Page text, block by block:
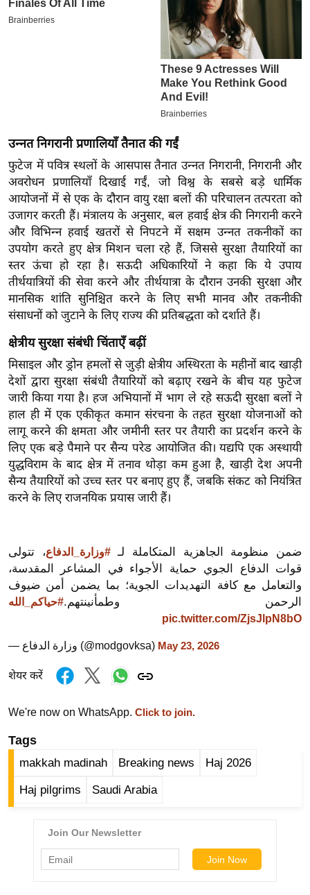
मि
सा
श
ख्सि
य
त
यं
ग
इं
डि
या
सा
हि
त्य
ज
ग
त
ऑ
टो
व
र्ल्ड
ब्री
फ
म
नो
ज
त
ली
वु
ड
उन्नत निगरानी प्रणालियाँ तैनात की गईं
फुटेज में पवित्र स्थलों के आसपास तैनात उन्नत निगरानी, ​​​​निगरानी और
अवरोधन प्रणालियाँ दिखाई गईं, जो विश्व के सबसे बड़े धार्मिक
आयोजनों में से एक के दौरान वायु रक्षा बलों की परिचालन तत्परता को
उजागर करती हैं। मंत्रालय के अनुसार, बल हवाई क्षेत्र की निगरानी करने
और विभिन्न हवाई खतरों से निपटने में सक्षम उन्नत तकनीकों का
उपयोग करते हुए क्षेत्र मिशन चला रहे हैं, जिससे सुरक्षा तैयारियों का
स्तर ऊंचा हो रहा है। सऊदी अधिकारियों ने कहा कि ये उपाय
तीर्थयात्रियों की सेवा करने और तीर्थयात्रा के दौरान उनकी सुरक्षा और
मानसिक शांति सुनिश्चित करने के लिए सभी मानव और तकनीकी
संसाधनों को जुटाने के लिए राज्य की प्रतिबद्धता को दर्शाते हैं।
क्षेत्रीय सुरक्षा संबंधी चिंताएँ बढ़ीं
मिसाइल और ड्रोन हमलों से जुड़ी क्षेत्रीय अस्थिरता के महीनों बाद खाड़ी
देशों द्वारा सुरक्षा संबंधी तैयारियों को बढ़ाए रखने के बीच यह फुटेज
जारी किया गया है। हज अभियानों में भाग ले रहे सऊदी सुरक्षा बलों ने
हाल ही में एक एकीकृत कमान संरचना के तहत सुरक्षा योजनाओं को
लागू करने की क्षमता और जमीनी स्तर पर तैयारी का प्रदर्शन करने के
लिए एक बड़े पैमाने पर सैन्य परेड आयोजित की। यद्यपि एक अस्थायी
युद्धविराम के बाद क्षेत्र में तनाव थोड़ा कम हुआ है, खाड़ी देश अपनी
सैन्य तैयारियों को उच्च स्तर पर बनाए हुए हैं, जबकि संकट को नियंत्रित
करने के लिए राजनयिक प्रयास जारी हैं।
ضمن منظومة الجاهزية المتكاملة لـ#وزارة_الدفاع، تتولى
قوات الدفاع الجوي حماية الأجواء في المشاعر المقدسة،
والتعامل مع كافة التهديدات الجوية؛ بما يضمن أمن ضيوف
الرحمن وطمأنينتهم.#حياكم_الله
pic.twitter.com/ZjsJlpN8bO
— وزارة الدفاع (@modgovksa) May 23, 2026
शेयर करें
We're now on WhatsApp. Click to join.
Tags
makkah madinah Breaking news Haj 2026
Haj pilgrims Saudi Arabia